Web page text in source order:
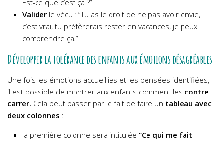
Est-ce que c’est ça ?”
Valider le vécu : “Tu as le droit de ne pas avoir envie,
c’est vrai, tu préfèrerais rester en vacances, je peux
comprendre ça.”
Développer la tolérance des enfants aux émotions désagréables
Une fois les émotions accueillies et les pensées identifiées,
il est possible de montrer aux enfants comment les contre
carrer. Cela peut passer par le fait de faire un tableau avec
deux colonnes :
la première colonne sera intitulée “Ce qui me fait